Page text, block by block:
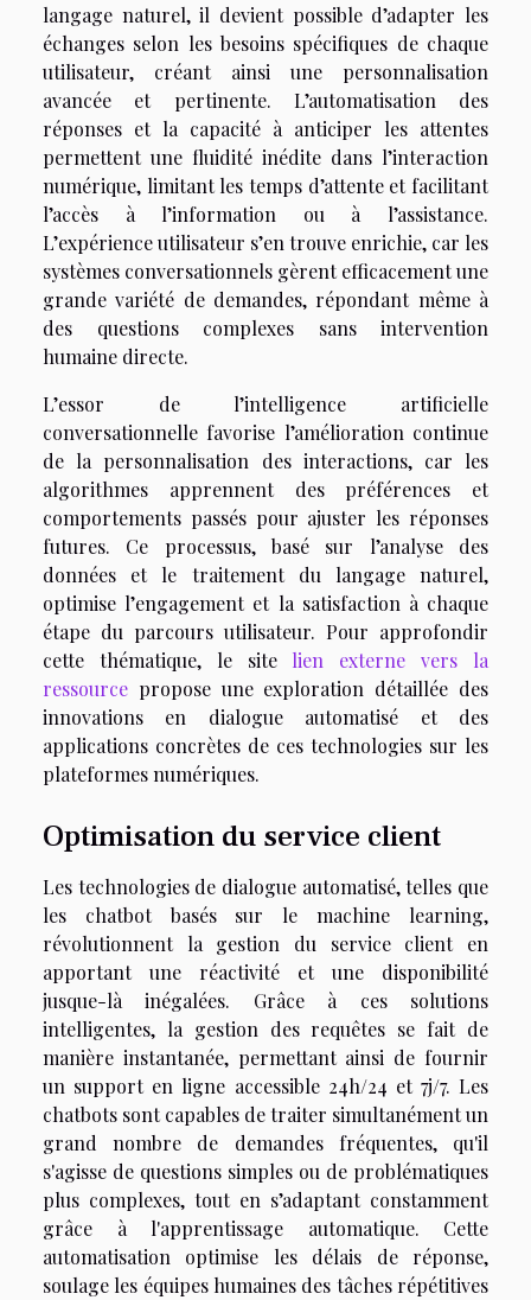
langage naturel, il devient possible d’adapter les
échanges selon les besoins spécifiques de chaque
utilisateur, créant ainsi une personnalisation
avancée et pertinente. L’automatisation des
réponses et la capacité à anticiper les attentes
permettent une fluidité inédite dans l’interaction
numérique, limitant les temps d’attente et facilitant
l’accès à l’information ou à l’assistance.
L’expérience utilisateur s’en trouve enrichie, car les
systèmes conversationnels gèrent efficacement une
grande variété de demandes, répondant même à
des questions complexes sans intervention
humaine directe.
L’essor de l’intelligence artificielle
conversationnelle favorise l’amélioration continue
de la personnalisation des interactions, car les
algorithmes apprennent des préférences et
comportements passés pour ajuster les réponses
futures. Ce processus, basé sur l’analyse des
données et le traitement du langage naturel,
optimise l’engagement et la satisfaction à chaque
étape du parcours utilisateur. Pour approfondir
cette thématique, le site lien externe vers la
ressource propose une exploration détaillée des
innovations en dialogue automatisé et des
applications concrètes de ces technologies sur les
plateformes numériques.
Optimisation du service client
Les technologies de dialogue automatisé, telles que
les chatbot basés sur le machine learning,
révolutionnent la gestion du service client en
apportant une réactivité et une disponibilité
jusque-là inégalées. Grâce à ces solutions
intelligentes, la gestion des requêtes se fait de
manière instantanée, permettant ainsi de fournir
un support en ligne accessible 24h/24 et 7j/7. Les
chatbots sont capables de traiter simultanément un
grand nombre de demandes fréquentes, qu'il
s'agisse de questions simples ou de problématiques
plus complexes, tout en s’adaptant constamment
grâce à l'apprentissage automatique. Cette
automatisation optimise les délais de réponse,
soulage les équipes humaines des tâches répétitives